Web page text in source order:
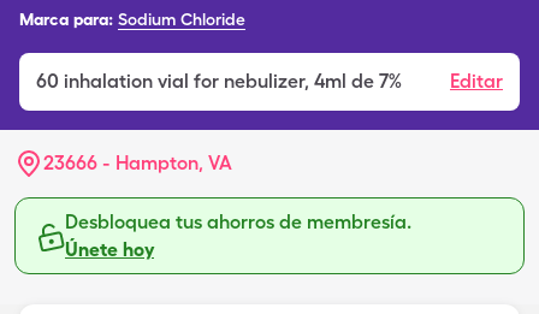
Marca para: Sodium Chloride
60 inhalation vial for nebulizer, 4ml de 7% Editar
23666 - Hampton, VA
Desbloquea tus ahorros de membresía.
Únete hoy